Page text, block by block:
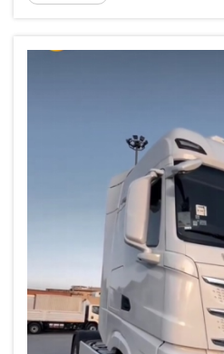
capacidad para garantizar
bajas revoluciones del